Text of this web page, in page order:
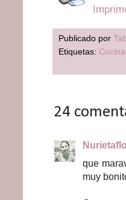
Publicado por
Etiquetas: Cocina
24
que
muy